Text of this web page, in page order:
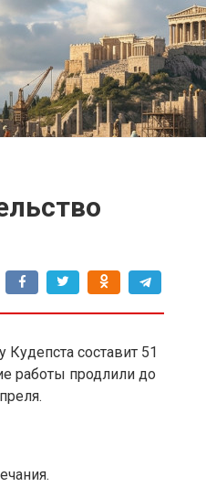
составит 51
работы продлили до